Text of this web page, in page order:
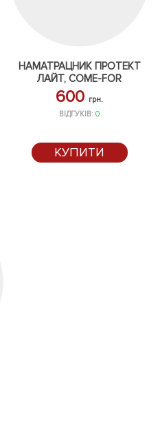
НАМАТРАЦНИК ПРОТЕКТ
ЛАЙТ, COME-FOR
600 грн.
ВІДГУКІВ:0
КУПИТИ